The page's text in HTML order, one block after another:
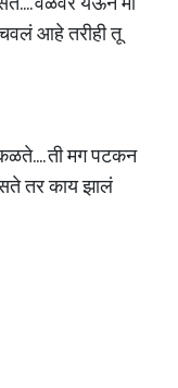
आहे तरीही तू
ती मग पटकन
तर काय झालं